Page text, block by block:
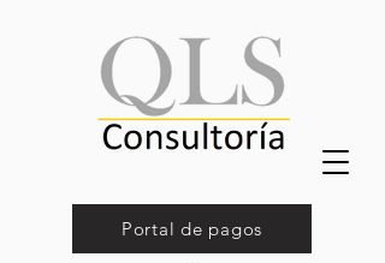
Portal de pagos